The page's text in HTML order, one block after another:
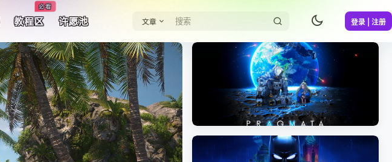
教程区
必看
许愿池 文章 登录 | 注册